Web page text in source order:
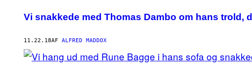
Vi snakkede med Thomas Dambo om hans trold,
11.22.18AF ALFRED MADDOX